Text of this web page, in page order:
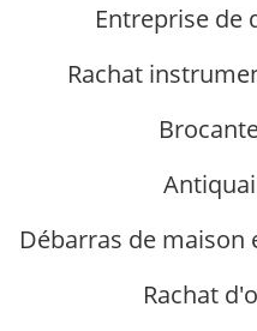
Entreprise de
Rachat
Débarras de
Rachat